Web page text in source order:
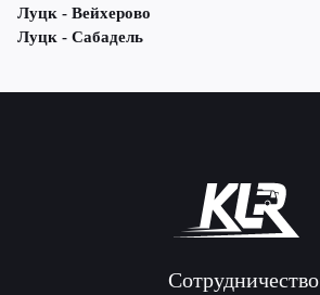
Луцк - Вейхерово
Луцк - Сабадель
Сотрудничество